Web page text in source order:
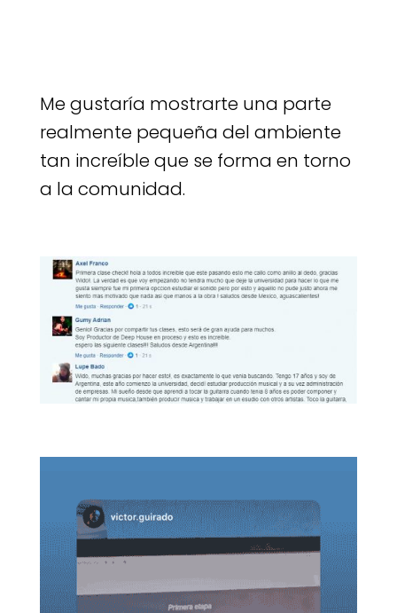
Me gustaría mostrarte una parte
realmente pequeña del ambiente
tan increíble que se forma en torno
a la comunidad.